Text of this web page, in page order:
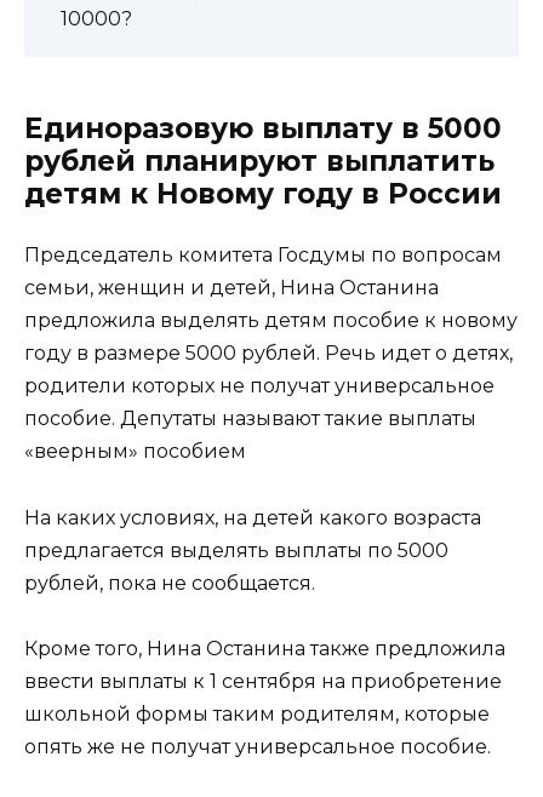
10000?
Единоразовую выплату в 5000
рублей планируют выплатить
детям к Новому году в России
Председатель комитета Госдумы по вопросам
семьи, женщин и детей, Нина Останина
предложила выделять детям пособие к новому
году в размере 5000 рублей. Речь идет о детях,
родители которых не получат универсальное
пособие. Депутаты называют такие выплаты
«веерным» пособием
На каких условиях, на детей какого возраста
предлагается выделять выплаты по 5000
рублей, пока не сообщается.
Кроме того, Нина Останина также предложила
ввести выплаты к 1 сентября на приобретение
школьной формы таким родителям, которые
опять же не получат универсальное пособие.